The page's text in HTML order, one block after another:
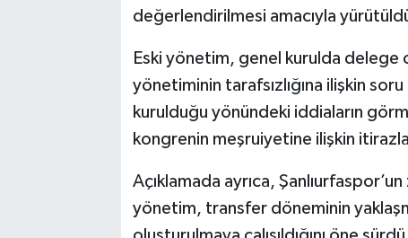
değerlendirilmesi amacıyla
Eski yönetim, genel kurulda delege
yönetiminin tarafsızlığına ilişkin
kurulduğu yönündeki iddiaların
kongrenin meşruiyetine ilişkin
Açıklamada ayrıca,
yönetim, transfer döneminin